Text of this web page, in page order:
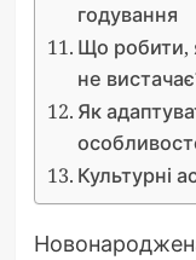
годування
Що робити,
не
Як
Культурні